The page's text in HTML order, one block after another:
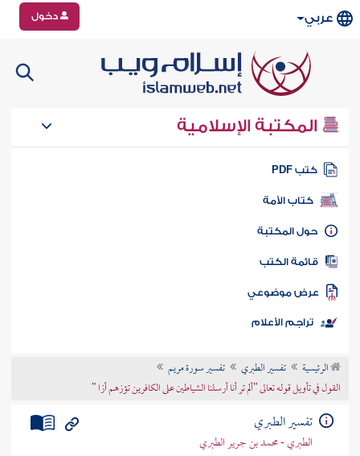
عربي دخول
المكتبة الإسلامية
كتب PDF
كتاب الأمة
المكتبة
الكتب
موضوعي
تراجم الأعلام
الرئيسية تفسير الطبري
تفسير سورة مريم
القول في تأويل قوله تعالى "ألم تر أنا أرسلنا الشياطين على الكافرين تؤزهم أزا "
تفسير الطبري
الطبري - محمد بن جرير الطبري